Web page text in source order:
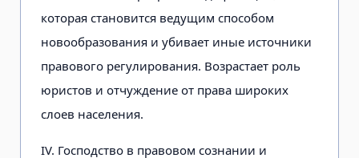
которая становится ведущим способом
новообразования и убивает иные источники
правового регулирования. Возрастает роль
юристов и отчуждение от права широких
слоев населения.
IV. Господство в правовом сознании и